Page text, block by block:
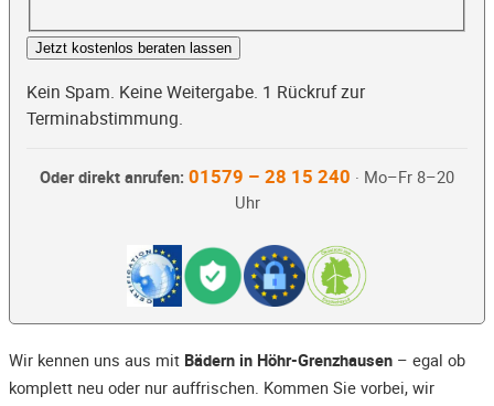
Jetzt kostenlos beraten lassen
Kein Spam. Keine Weitergabe. 1 Rückruf zur
Terminabstimmung.
Oder direkt anrufen: 01579 – 28 15 240 · Mo–Fr 8–20
Uhr
Wir kennen uns aus mit Bädern in Höhr-Grenzhausen – egal ob
komplett neu oder nur auffrischen. Kommen Sie vorbei, wir